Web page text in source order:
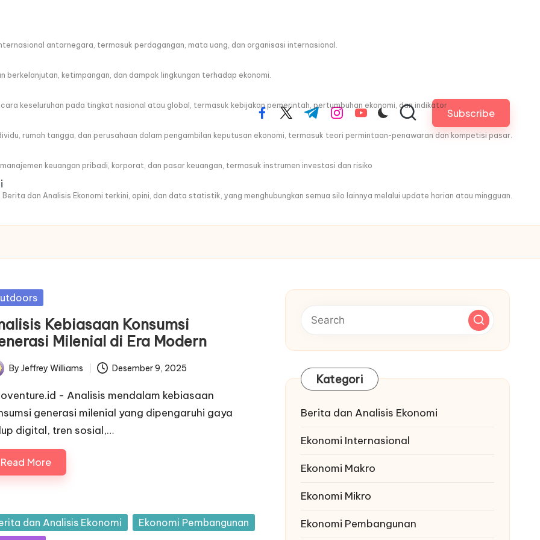
antarnegara, termasuk perdagangan, mata uang, dan organisasi internasional.
berkelanjutan, ketimpangan, dan dampak lingkungan terhadap ekonomi.
keseluruhan pada tingkat nasional atau global, termasuk kebijakan pemerintah, pertumbuhan ekonomi, dan indikator
rumah tangga, dan perusahaan dalam pengambilan keputusan ekonomi, termasuk teori permintaan-penawaran dan kompetisi pasar.
keuangan pribadi, korporat, dan pasar keuangan, termasuk instrumen investasi dan risiko
dan Analisis Ekonomi terkini, opini, dan data statistik, yang menghubungkan semua silo lainnya melalui update harian atau mingguan.
facebook.com
twitter.com
t.me instagram.com
youtube.com Subscribe
Kebiasaan Konsumsi
Milenial di Era Modern
By Jeffrey Williams Desember 9, 2025
- Analisis mendalam kebiasaan
generasi milenial yang dipengaruhi gaya
digital, tren sosial,…
Read More
dan Analisis Ekonomi
Ekonomi Pembangunan
Kategori
Berita dan Analisis Ekonomi
Ekonomi Internasional
Ekonomi Makro
Ekonomi Mikro
Ekonomi Pembangunan